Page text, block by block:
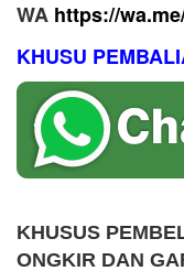
WA https://
KHUSU
KHUSUS
ONGKIR DAN